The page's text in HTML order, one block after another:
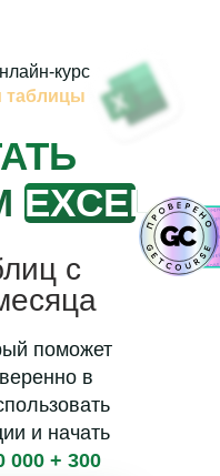
EXCEL
курс
таблицы
поможет
в
и начать
000 + 300
с